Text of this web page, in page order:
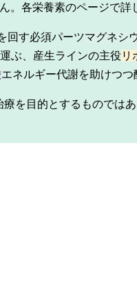
。各栄養素のページで詳
回す必須パーツマグネシ
ぶ、産生ラインの主役 リ
エネルギー代謝を助けつつ
を目的とするものではあ